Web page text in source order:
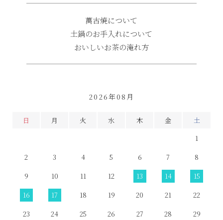
萬古焼について
土鍋のお手入れについて
おいしいお茶の淹れ方
2026年08月
日 月 火 水 木 金
土
1
2
3 4 5 6 7
8
9
10 11 12 13 14
15
16
17 18 19 20 21
22
23
24 25 26 27 28
29